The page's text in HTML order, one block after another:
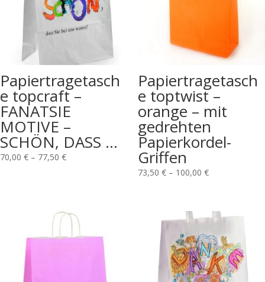
Papiertragetasch
e topcraft –
FANATSIE
MOTIVE –
SCHÖN, DASS …
70,00 € – 77,50 €
Papiertragetasch
e toptwist –
orange – mit
gedrehten
Papierkordel-
Griffen
73,50 €– 100,00 €